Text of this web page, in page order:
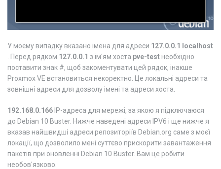
У моєму випадку вказано імена для адреси 127.0.0.1 localhost
. Перед рядком 127.0.0.1 з ім'ям хоста pve-testнеобхідно
поставити знак #, щоб закоментувати цей рядок, інакше
Proxmox VE встановиться некоректно. Це локальні адреси та
зовнішні адреси для дозволу імені та адреси хоста.
192.168.0.166 IP-адреса для мережі, за якою я підключаюся
до Debian 10 Buster. Нижче наведені адреси IPV6 і ще нижче я
вказав найшвидші адреси репозиторіїв Debian.org саме з моєї
локації, що дозволило мені суттєво прискорити завантаження
пакетів при оновленні Debian 10 Buster. Вам це робити
необов'язково.